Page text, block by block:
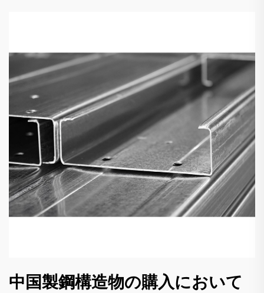
中国製鋼構造物の購入において